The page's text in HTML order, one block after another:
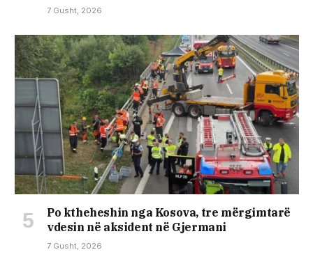
7 Gusht, 2026
Po ktheheshin nga Kosova, tre mërgimtarë
vdesin në aksident në Gjermani
7 Gusht, 2026